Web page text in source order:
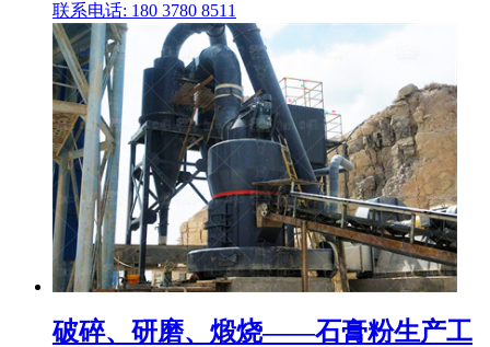
联系电话: 180 3780 8511
破碎、研磨、煅烧——石膏粉生产工